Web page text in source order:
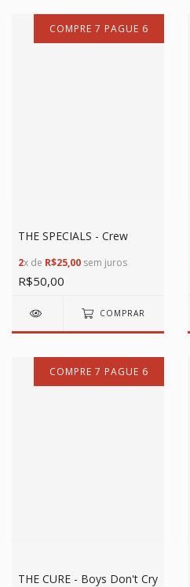
COMPRE 7 PAGUE 6
THE SPECIALS - Crew
2x de R$25,00 sem juros
R$50,00
COMPRAR
COMPRE 7 PAGUE 6
THE CURE - Boys Don't Cry